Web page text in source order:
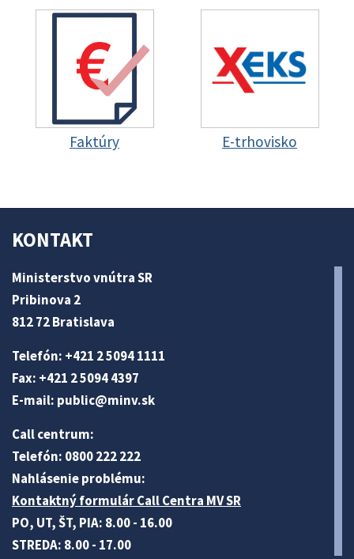
Faktúry E-trhovisko
KONTAKT
Ministerstvo vnútra SR
Pribinova 2
812 72 Bratislava
Telefón: +421 2 5094 1111
Fax: +421 2 5094 4397
E-mail: public@minv.sk
Call centrum:
Telefón: 0800 222 222
Nahlásenie problému:
Kontaktný formulár Call Centra MV SR
PO, UT, ŠT, PIA: 8.00 - 16.00
STREDA: 8.00 - 17.00